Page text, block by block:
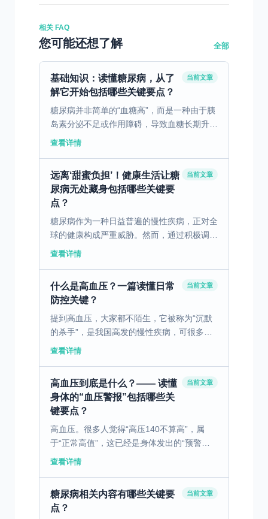
相关 FAQ
您可能还想了解 全部
基础知识：读懂糖尿病，从了
解它开始包括哪些关键要点？
当前文章
糖尿病并非简单的“血糖高”，而是一种由于胰
岛素分泌不足或作用障碍，导致血糖长期升高
的代谢性疾病。要读懂糖尿病，首先要了解身
查看详情
远离‘甜蜜负担’！健康生活让糖
尿病无处藏身包括哪些关键要
点？
当前文章
糖尿病作为一种日益普遍的慢性疾病，正对全
球的健康构成严重威胁。然而，通过积极调整
生活方式，我们可以在很大程度上预防和控制
查看详情
什么是高血压？一篇读懂日常
防控关键？
当前文章
提到高血压，大家都不陌生，它被称为“沉默
的杀手”，是我国高发的慢性疾病，可很多人
只知其名，却不了解它的本质、危害和防控要
查看详情
高血压到底是什么？—— 读懂
身体的“血压警报”包括哪些关
键要点？
当前文章
高血压。很多人觉得“高压140不算高”，属
于“正常高值”，这已经是身体发出的“预警信
号”，需要及时干预。 我们平时说的高血压大
查看详情
糖尿病相关内容有哪些关键要
点？
当前文章